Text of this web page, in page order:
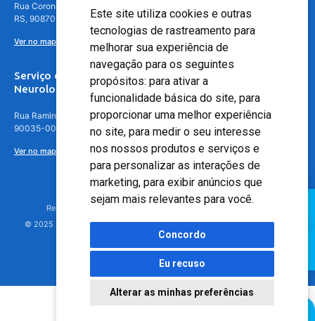
Este site utiliza cookies e outras
tecnologias de rastreamento para
melhorar sua experiência de
navegação para os seguintes
propósitos: para ativar a
funcionalidade básica do site, para
proporcionar uma melhor experiência
no site, para medir o seu interesse
nos nossos produtos e serviços e
para personalizar as interações de
marketing, para exibir anúncios que
sejam mais relevantes para você.
Concordo
Eu recuso
Alterar as minhas preferências
Rua Coronel Aparício Borges, 250 - 3º andar - Teresópolis, Porto Alegre -
RS, 90870-016
Ver no mapa
Serviço de
Neurologia
Rua Ramiro Barcelos, 630 – 5º andar – Floresta, Porto Alegre – RS,
90035-001
Ver no mapa
Responsável Técnico: Dr. Luiz Antonio Nasi - CREMERS 11217
© 2025 - Hospital Moinhos de Vento - Registro Empresa (CRM-RS): 425